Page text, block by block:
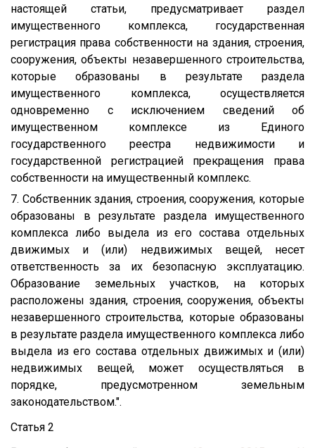
настоящей статьи, предусматривает раздел
имущественного комплекса, государственная
регистрация права собственности на здания, строения,
сооружения, объекты незавершенного строительства,
которые образованы в результате раздела
имущественного комплекса, осуществляется
одновременно с исключением сведений об
имущественном комплексе из Единого
государственного реестра недвижимости и
государственной регистрацией прекращения права
собственности на имущественный комплекс.
7. Собственник здания, строения, сооружения, которые
образованы в результате раздела имущественного
комплекса либо выдела из его состава отдельных
движимых и (или) недвижимых вещей, несет
ответственность за их безопасную эксплуатацию.
Образование земельных участков, на которых
расположены здания, строения, сооружения, объекты
незавершенного строительства, которые образованы
в результате раздела имущественного комплекса либо
выдела из его состава отдельных движимых и (или)
недвижимых вещей, может осуществляться в
порядке, предусмотренном земельным
законодательством.".
Статья 2